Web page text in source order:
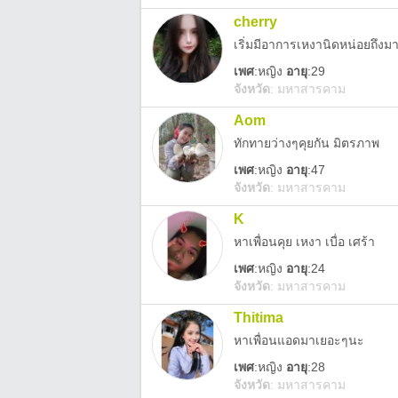
cherry
เริ่มมีอาการเหงานิดหน่อยถึงม
เพศ:หญิง อายุ:29
จังหวัด: มหาสารคาม
Aom
ทักทายว่างๆคุยกัน มิตรภาพ
เพศ:หญิง อายุ:47
จังหวัด: มหาสารคาม
K
หาเพื่อนคุย เหงา เบื่อ เศร้า
เพศ:หญิง อายุ:24
จังหวัด: มหาสารคาม
Thitima
หาเพื่อนแอดมาเยอะๆนะ
เพศ:หญิง อายุ:28
จังหวัด: มหาสารคาม